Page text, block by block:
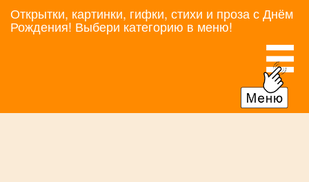
Открытки, картинки, гифки, стихи и проза с Днём
Рождения! Выбери категорию в меню!